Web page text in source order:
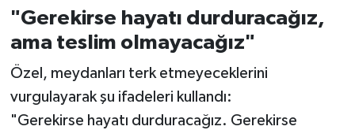
"Gerekirse hayatı durduracağız,
ama teslim olmayacağız"
Özel, meydanları terk etmeyeceklerini
vurgulayarak şu ifadeleri kullandı:
"Gerekirse hayatı durduracağız. Gerekirse